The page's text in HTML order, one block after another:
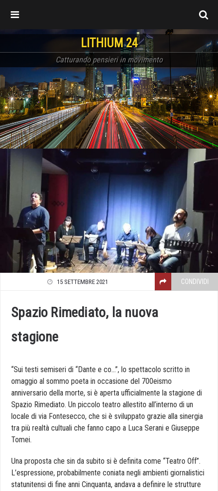
LITHIUM 24
Catturando pensieri in movimento
15 SETTEMBRE 2021 CONDIVIDI
Spazio Rimediato, la nuova
stagione
“Sui testi semiseri di “Dante e co…”, lo spettacolo scritto in
omaggio al sommo poeta in occasione del 700eismo
anniversario della morte, si è aperta ufficialmente la stagione di
Spazio Rimediato. Un piccolo teatro allestito all’interno di un
locale di via Fontesecco, che si è sviluppato grazie alla sinergia
tra più realtà cultuali che fanno capo a Luca Serani e Giuseppe
Tomei.
Una proposta che sin da subito si è definita come “Teatro Off”.
L’espressione, probabilmente coniata negli ambienti giornalistici
statunitensi di fine anni Cinquanta, andava a definire le strutture